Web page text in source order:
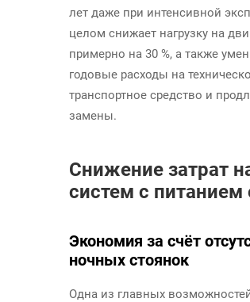
лет даже при интенсивной
целом снижает нагрузку на
примерно на 30 %, а также
годовые расходы на
транспортное средство и
замены.
Снижение затрат
систем с питанием
Экономия за счёт
ночных стоянок
Одна из главных